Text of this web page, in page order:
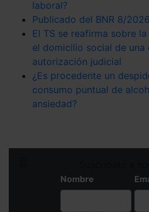
laboral?
Publicado del BNR 8/2026
El TS se reafirma sobre
el domicilio social de una
autorización judicial
¿Es procedente un
consumo puntual de
ansiedad?
Nombre